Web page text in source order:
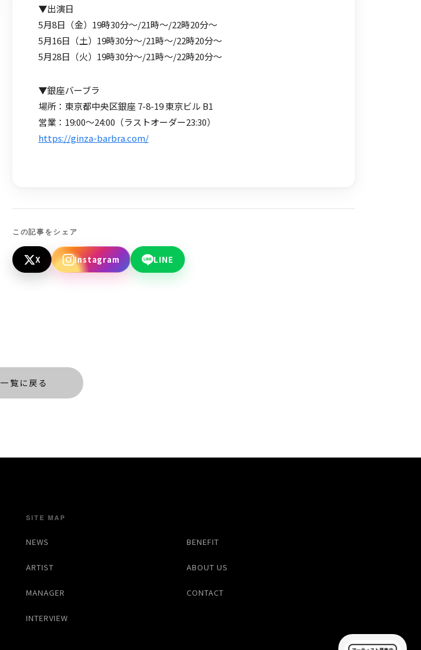
▼出演日
5月8日（金）19時30分〜/21時〜/22時20分〜
5月16日（土）19時30分〜/21時〜/22時20分〜
5月28日（火）19時30分〜/21時〜/22時20分〜
▼銀座バーブラ
場所：東京都中央区銀座 7-8-19 東京ビル B1
営業：19:00～24:00（ラストオーダー23:30）
https://ginza-barbra.com/
この記事をシェア
X Instagram LINE
一覧に戻る
SITE MAP
NEWS
ARTIST
MANAGER
INTERVIEW
BENEFIT
ABOUT US
CONTACT